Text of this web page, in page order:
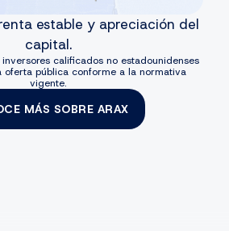
estable y apreciación del
capital.
calificados no estadounidenses
oferta pública conforme a la normativa
vigente.
MÁS SOBRE ARAX